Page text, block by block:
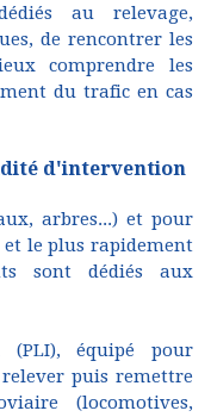
au relevage,
de rencontrer les
comprendre les
du trafic en cas
d'intervention
arbres...) et pour
et le plus rapidement
sont dédiés aux
équipé pour
puis remettre
(locomotives,